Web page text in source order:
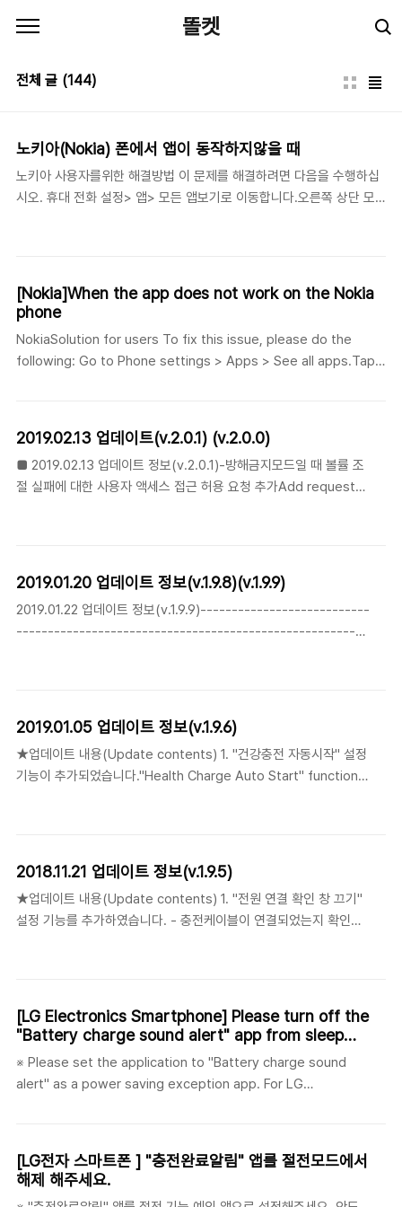
똘켓
전체 글 (144)
노키아(Nokia) 폰에서 앱이 동작하지않을 때
노키아 사용자를위한 해결방법 이 문제를 해결하려면 다음을 수행하십
시오. 휴대 전화 설정> 앱> 모든 앱보기로 이동합니다.오른쪽 상단 모
삭제하십시오. 가능하다면 삭제..불가능하다면 중지시켜주세요. 기타
Nokia 모델Nokia 전화의 PowerSavingAppG3 앱이 문제입니다. 가
능한 경우 삭제하십시오. com.evenwell.powersaving.g3을 제거하
십시오.
[Nokia]When the app does not work on the Nokia
phone
NokiaSolution for users To fix this issue, please do the
following: Go to Phone settings > Apps > See all apps.Tap
apps should work normally and use the standard Android
battery optimizations. Nokia 1 (Android Go)Uninstall t..
2019.02.13 업데이트(v.2.0.1) (v.2.0.0)
■ 2019.02.13 업데이트 정보(v.2.0.1)-방해금지모드일 때 볼률 조
절 실패에 대한 사용자 액세스 접근 허용 요청 추가Add request
우)Corrected an error that does not stop after
disconnecting the charge cable when using the auto
charge start function(if the countdown is in progress) -
기타 버그가 수정되었습니다. Other bugs ..
2019.01.20 업데이트 정보(v.1.9.8)(v.1.9.9)
2019.01.22 업데이트 정보(v.1.9.9)---------------------------
--------------------------------------------------------
2019.01.20 업데이트 정보(v.1.9.8)--------------------------
----------------------------..
2019.01.05 업데이트 정보(v.1.9.6)
★업데이트 내용(Update contents) 1. "건강충전 자동시작" 설정
기능이 추가되었습니다."Health Charge Auto Start" function
screen will appear. 7초 카운트 다운을 진행합니다. 카운트 다운
종료시 건강충전이 시작됩니다.Proceed in 7 seconds
countdown. At the end of the countdown, the health
charge begins. 2. 충전케이블 연결시 노출되는 알림창..
2018.11.21 업데이트 정보(v.1.9.5)
★업데이트 내용(Update contents) 1. "전원 연결 확인 창 끄기"
설정 기능를 추가하였습니다. - 충전케이블이 연결되었는지 확인용
confirming that the charging cable is connected, but
some users are inconvenienced. 2. 잘 못 된 번역 일부가 수정
되었습니다. Some incorrect translations have been fixed.
3. "저장소 권한" 요청시, 사용자가 "다시 묻..
[LG Electronics Smartphone] Please turn off the
"Battery charge sound alert" app from sleep
mode.
※ Please set the application to "Battery charge sound
alert" as a power saving exception app. For LG
"Battery charge sound alert" app to the non-sleep target
app as follows! 1. Select [Settings]> [Battery]. 2. Please
select the 'Power saving exclusions' item. 3. Locate the
[LG전자 스마트폰 ] "충전완료알림" 앱를 절전모드에서
해제 해주세요.